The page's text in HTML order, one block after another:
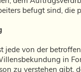
befugt sind, die
jede von der
in
zu verstehen gibt,